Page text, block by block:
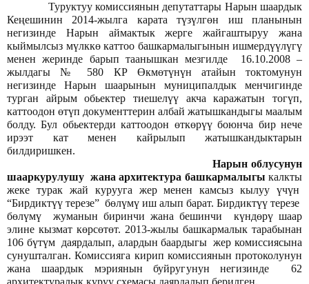
Туруктуу комиссиянын депутаттары Нарын шаардык
Кеңешинин 2014-жылга карата түзүлгөн иш планынын
негизинде Нарын аймактык жерге жайгаштыруу жана
кыймылсыз мүлккө каттоо башкармалыгынын ишмердүүлүгү
менен жеринде барып таанышкан мезгилде 16.10.2008 –
жылдагы № 580 КР Өкмөтүнүн атайын токтомунун
негизинде Нарын шаарынын муниципалдык менчигинде
турган айрым обьектер тиешелүү акча каражатын тогүп,
каттоодон өтүп документтерин албай жатышкандыгы маалым
болду. Бул обьектерди каттоодон өткөрүү боюнча бир нече
ирээт кат менен кайрылып жатышкандыктарын
билдиришкен.
Нарын облусунун
шааркурулушу жана архитектура башкармалыгы калкты
жеке турак жай курууга жер менен камсыз кылуу үчүн
“Бирдиктүү терезе” бөлүмү иш алып барат. Бирдиктүү терезе
бөлүмү жуманын биринчи жана бешинчи күндөрү шаар
элине кызмат көрсөтөт. 2013-жылы башкармалык тарабынан
106 бүтүм даярдалып, алардын баардыгы жер комиссиясына
сунушталган. Комиссияга кирип комиссиянын протоколунун
жана шаардык мэриянын буйругунун негизинде 62
архитектуралык куруу схемасы даярдалып берилген.